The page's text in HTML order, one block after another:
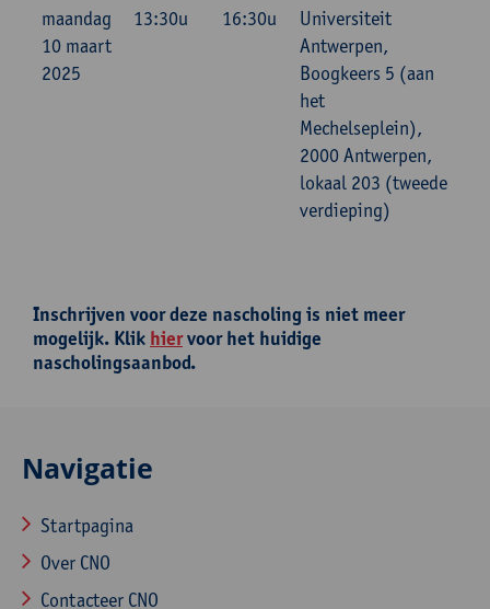
maandag
10 maart
2025
13:30u 16:30u
Universiteit
Antwerpen,
Boogkeers 5 (aan
het
Mechelseplein),
2000 Antwerpen,
lokaal 203 (tweede
verdieping)
Inschrijven voor deze nascholing is niet meer
mogelijk. Klik hiervoor het huidige
nascholingsaanbod.
Navigatie
Startpagina
Over CNO
Contacteer CNO